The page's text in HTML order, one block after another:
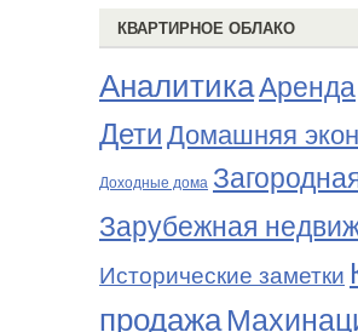
КВАРТИРНОЕ ОБЛАКО
АналитикаАренда
Дети Домашняя
Доходные дома
Зарубежная
Исторические заметки
продажа